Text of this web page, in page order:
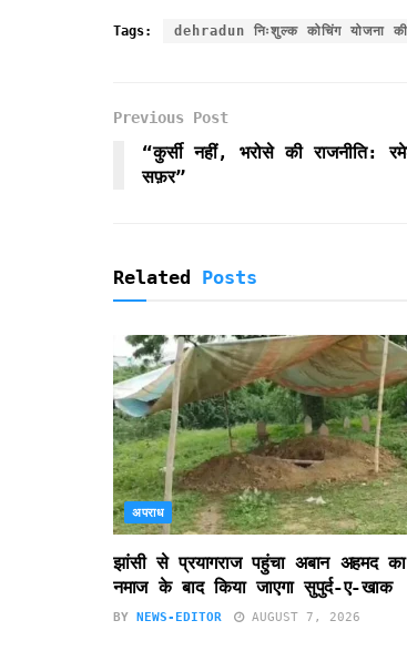
c
o
k
i
r
a
a
p
i
i
i
a
Tags: dehradun निःशुल्क कोचिंग योजना की
Previous Post
“कुर्सी नहीं, भरोसे की राजनीति:
सफ़र”
Related Posts
अपराध
झांसी से प्रयागराज पहुंचा अबान अहमद
नमाज के बाद किया जाएगा सुपुर्द-ए-खाक
BY NEWS-EDITOR AUGUST 7, 2026